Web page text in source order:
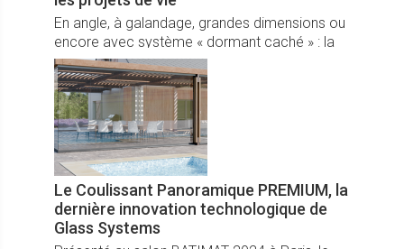
En angle, à galandage, grandes dimensions ou
encore avec système « dormant caché » : la
baie coulissante 6700 Confort+ est la nouvelle
gamme de coulissants aluminium Sepalumic
aux lignes minimales et aux performances
maximales.
Le Coulissant Panoramique PREMIUM, la
dernière innovation technologique de
Glass Systems